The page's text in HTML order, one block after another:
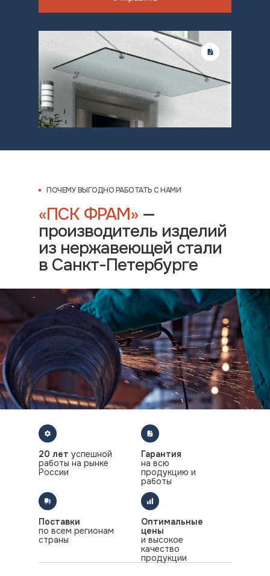
«ПСК ФРАМ» —
производитель изделий
из нержавеющей стали
в Санкт-Петербурге
20 лет успешной
работы на рынке
России
Гарантия
на всю
продукцию и
работы
Оптимальные
цены
и высокое
качество
продукции
Поставки
по всем регионам
страны
ПОЧЕМУ ВЫГОДНО РАБОТАТЬ С НАМИ